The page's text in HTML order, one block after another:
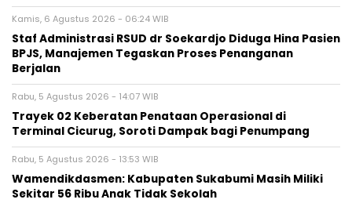
Kamis, 6 Agustus 2026 - 06:24 WIB
Staf Administrasi RSUD dr Soekardjo Diduga Hina Pasien
BPJS, Manajemen Tegaskan Proses Penanganan
Berjalan
Rabu, 5 Agustus 2026 - 14:07 WIB
‎Trayek 02 Keberatan Penataan Operasional di
Terminal Cicurug, Soroti Dampak bagi Penumpang
Rabu, 5 Agustus 2026 - 13:53 WIB
Wamendikdasmen: Kabupaten Sukabumi Masih Miliki
Sekitar 56 Ribu Anak Tidak Sekolah